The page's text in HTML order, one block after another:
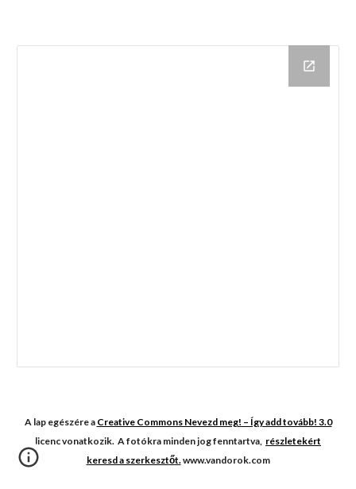
A lap egészére a Creative Commons Nevezd meg! – Így add tovább! 3.0
licenc vonatkozik. A fotókra minden jog fenntartva, részletekért
keresd a szerkesztőt.www.vandorok.com